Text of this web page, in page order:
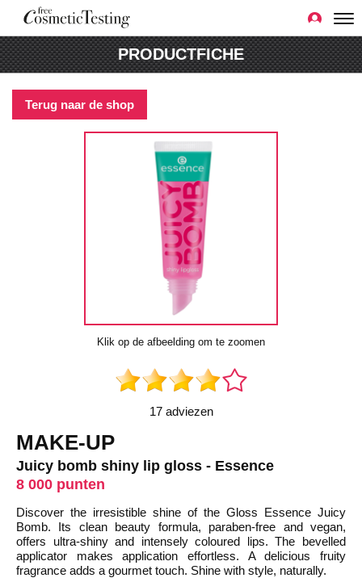
PRODUCTFICHE
Terug naar de shop
Klik op de afbeelding om te zoomen
17 adviezen
MAKE-UP
Juicy bomb shiny lip gloss - Essence
8 000 punten
Discover the irresistible shine of the Gloss Essence Juicy
Bomb. Its clean beauty formula, paraben-free and vegan,
offers ultra-shiny and intensely coloured lips. The bevelled
applicator makes application effortless. A delicious fruity
fragrance adds a gourmet touch. Shine with style, naturally.